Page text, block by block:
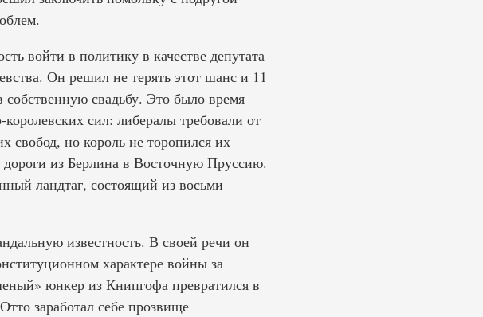
войти в политику в качестве депутата
Он решил не терять этот шанс и 11
собственную свадьбу. Это было время
сил: либералы требовали от
но король не торопился их
из Берлина в Восточную Пруссию.
ландтаг, состоящий из восьми
известность. В своей речи он
характере войны за
юнкер из Книпгофа превратился в
заработал себе прозвище